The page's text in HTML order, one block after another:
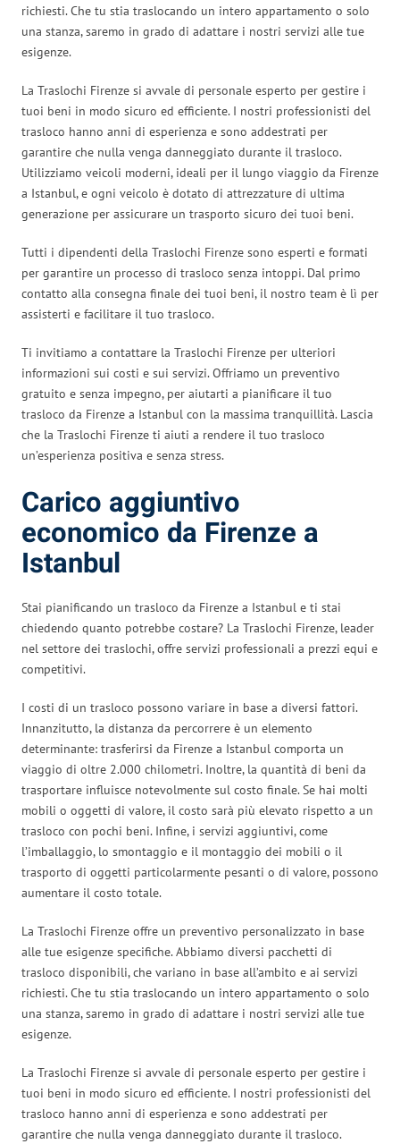
richiesti. Che tu stia traslocando un intero appartamento o solo
una stanza, saremo in grado di adattare i nostri servizi alle tue
esigenze.
La Traslochi Firenze si avvale di personale esperto per gestire i
tuoi beni in modo sicuro ed efficiente. I nostri professionisti del
trasloco hanno anni di esperienza e sono addestrati per
garantire che nulla venga danneggiato durante il trasloco.
Utilizziamo veicoli moderni, ideali per il lungo viaggio da Firenze
a Istanbul, e ogni veicolo è dotato di attrezzature di ultima
generazione per assicurare un trasporto sicuro dei tuoi beni.
Tutti i dipendenti della Traslochi Firenze sono esperti e formati
per garantire un processo di trasloco senza intoppi. Dal primo
contatto alla consegna finale dei tuoi beni, il nostro team è lì per
assisterti e facilitare il tuo trasloco.
Ti invitiamo a contattare la Traslochi Firenze per ulteriori
informazioni sui costi e sui servizi. Offriamo un preventivo
gratuito e senza impegno, per aiutarti a pianificare il tuo
trasloco da Firenze a Istanbul con la massima tranquillità. Lascia
che la Traslochi Firenze ti aiuti a rendere il tuo trasloco
un’esperienza positiva e senza stress.
Carico aggiuntivo
economico da Firenze a
Istanbul
Stai pianificando un trasloco da Firenze a Istanbul e ti stai
chiedendo quanto potrebbe costare? La Traslochi Firenze, leader
nel settore dei traslochi, offre servizi professionali a prezzi equi e
competitivi.
I costi di un trasloco possono variare in base a diversi fattori.
Innanzitutto, la distanza da percorrere è un elemento
determinante: trasferirsi da Firenze a Istanbul comporta un
viaggio di oltre 2.000 chilometri. Inoltre, la quantità di beni da
trasportare influisce notevolmente sul costo finale. Se hai molti
mobili o oggetti di valore, il costo sarà più elevato rispetto a un
trasloco con pochi beni. Infine, i servizi aggiuntivi, come
l’imballaggio, lo smontaggio e il montaggio dei mobili o il
trasporto di oggetti particolarmente pesanti o di valore, possono
aumentare il costo totale.
La Traslochi Firenze offre un preventivo personalizzato in base
alle tue esigenze specifiche. Abbiamo diversi pacchetti di
trasloco disponibili, che variano in base all’ambito e ai servizi
richiesti. Che tu stia traslocando un intero appartamento o solo
una stanza, saremo in grado di adattare i nostri servizi alle tue
esigenze.
La Traslochi Firenze si avvale di personale esperto per gestire i
tuoi beni in modo sicuro ed efficiente. I nostri professionisti del
trasloco hanno anni di esperienza e sono addestrati per
garantire che nulla venga danneggiato durante il trasloco.